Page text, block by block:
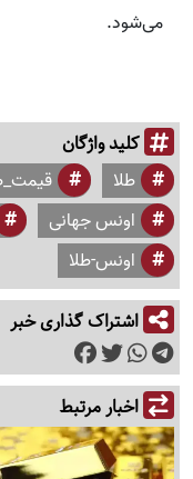
می‌شود.
کلید واژگان
طلا
اونس جهانی
اونس-طلا
اشتراک گذاری خبر
اخبار مرتبط